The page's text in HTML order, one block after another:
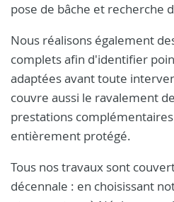
pose de bâche et recherche
Nous réalisons également
complets afin d'identifier
adaptées avant toute
couvre aussi le ravalement
prestations
entièrement protégé.
Tous nos travaux sont
décennale : en choisissant